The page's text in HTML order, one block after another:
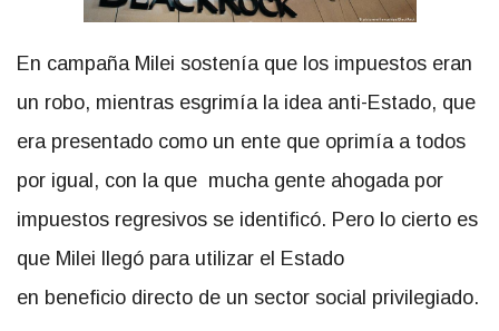
En campaña Milei sostenía que los impuestos eran
un robo, mientras esgrimía la idea anti-Estado, que
era presentado como un ente que oprimía a todos
por igual, con la que mucha gente ahogada por
impuestos regresivos se identificó. Pero lo cierto es
que Milei llegó para utilizar el Estado
en beneficio directo de un sector social privilegiado.